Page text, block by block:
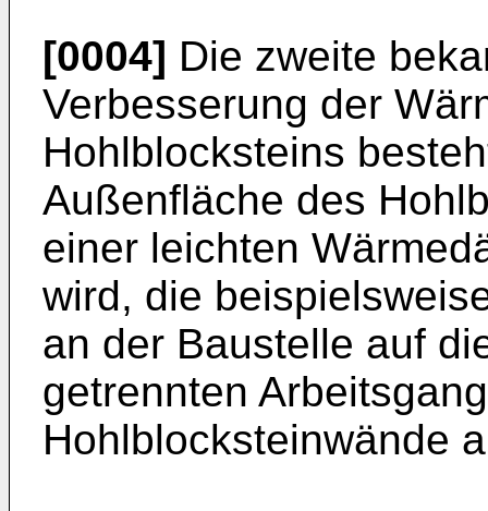
[0004] Die zweite
Verbesserung der
Hohlblocksteins
Außenfläche des
einer leichten
wird, die
an der Baustelle auf
getrennten
Hohlblocksteinwände